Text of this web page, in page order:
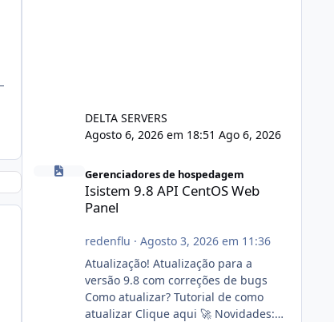
DELTA SERVERS
Agosto 6, 2026 em 18:51 Ago 6, 2026
Isistem 9.8 API CentOS Web Panel
Gerenciadores de hospedagem
Isistem 9.8 API CentOS Web
Panel
redenflu · Agosto 3, 2026 em 11:36
Atualização! Atualização para a
versão 9.8 com correções de bugs
Como atualizar? Tutorial de como
atualizar Clique aqui 🚀 Novidades: